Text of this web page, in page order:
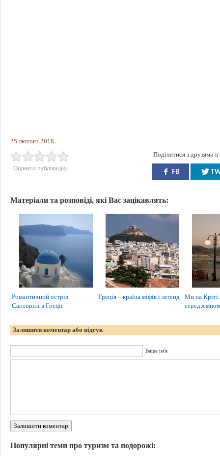
25 лютого 2018
Оцінити публікацію
Поділитися з друзями
FB
Матеріали та розповіді, які Вас зацікавлять:
Романтичний острів
Санторіні в Греції
Греція – країна міфів і легенд
Ми на
Залишити коментар або відгук
Ваше ім'я
Залишити коментар
Популярні теми про туризм та подорожі: